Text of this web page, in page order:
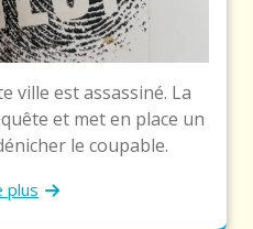
ville est assassiné. La
et met en place un
le coupable.
plus